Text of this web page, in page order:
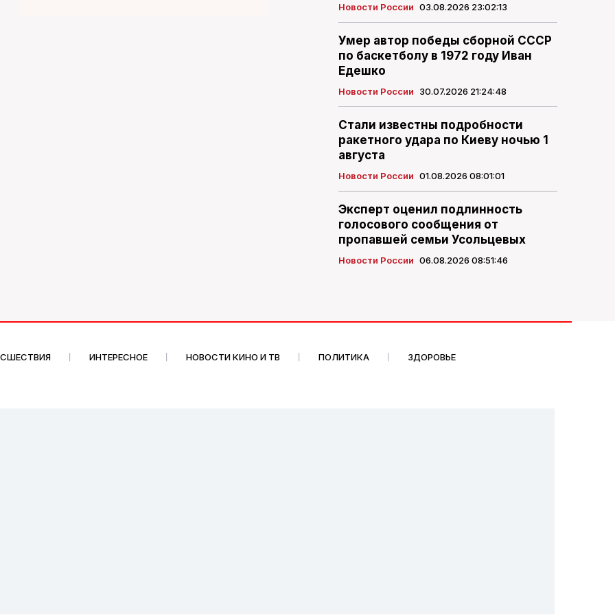
Новости России 03.08.2026 23:02:13
Умер автор победы сборной СССР
по баскетболу в 1972 году Иван
Едешко
Новости России 30.07.2026 21:24:48
Стали известны подробности
ракетного удара по Киеву ночью 1
августа
Новости России 01.08.2026 08:01:01
Эксперт оценил подлинность
голосового сообщения от
пропавшей семьи Усольцевых
Новости России 06.08.2026 08:51:46
ИНТЕРЕСНОЕ НОВОСТИ КИНО И ТВ ПОЛИТИКА ЗДОРОВЬЕ